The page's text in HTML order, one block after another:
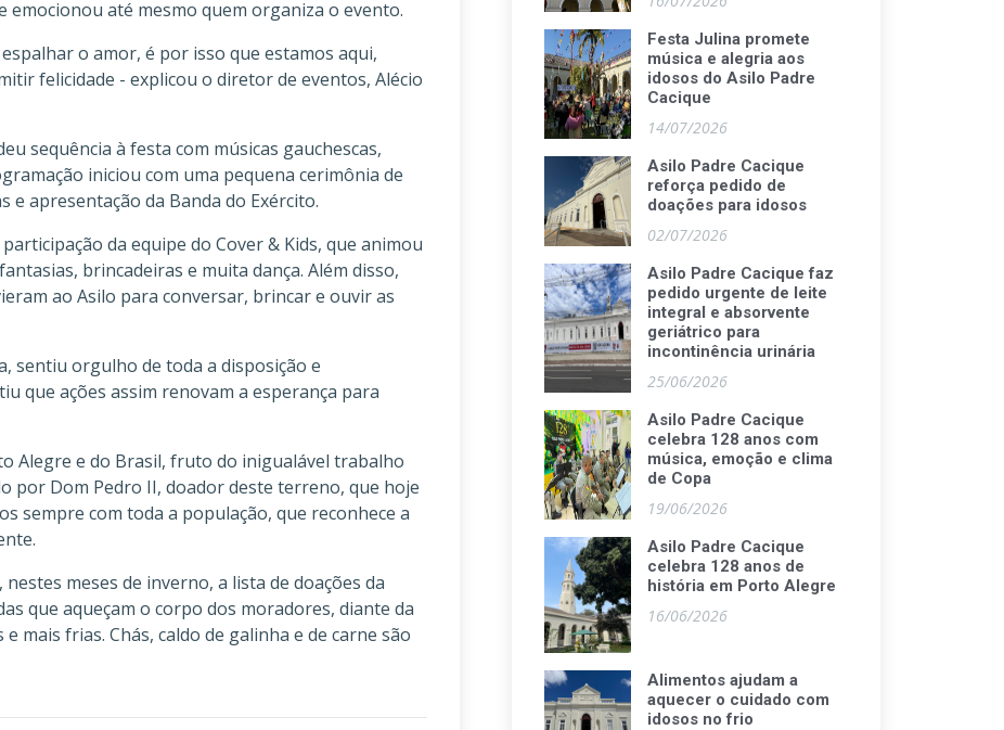
emocionou até mesmo quem organiza o evento.
o amor, é por isso que estamos aqui,
felicidade - explicou o diretor de eventos, Alécio
sequência à festa com músicas gauchescas,
iniciou com uma pequena cerimônia de
apresentação da Banda do Exército.
da equipe do Cover & Kids, que animou
brincadeiras e muita dança. Além disso,
ao Asilo para conversar, brincar e ouvir as
sentiu orgulho de toda a disposição e
que ações assim renovam a esperança para
Alegre e do Brasil, fruto do inigualável trabalho
por Dom Pedro II, doador deste terreno, que hoje
sempre com toda a população, que reconhece a
meses de inverno, a lista de doações da
que aqueçam o corpo dos moradores, diante da
mais frias. Chás, caldo de galinha e de carne são
Festa Julina promete
música e alegria aos
idosos do Asilo Padre
Cacique
14/07/2026
Asilo Padre Cacique
reforça pedido de
doações para idosos
02/07/2026
Asilo Padre Cacique faz
pedido urgente de leite
integral e absorvente
geriátrico para
incontinência urinária
25/06/2026
Asilo Padre Cacique
celebra 128 anos com
música, emoção e clima
de Copa
19/06/2026
Asilo Padre Cacique
celebra 128 anos de
história em Porto Alegre
16/06/2026
Alimentos ajudam a
aquecer o cuidado com
idosos no frio